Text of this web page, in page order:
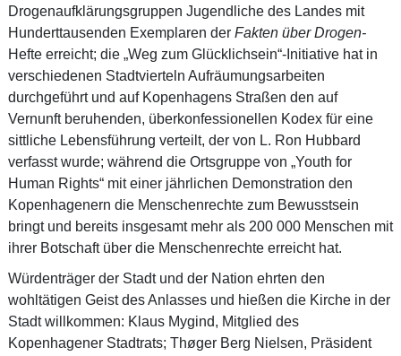
Drogenaufklärungsgruppen Jugendliche des Landes mit
Hunderttausenden Exemplaren der Fakten über Drogen-
Hefte erreicht; die „Weg zum Glücklichsein“-Initiative hat in
verschiedenen Stadtvierteln Aufräumungsarbeiten
durchgeführt und auf Kopenhagens Straßen den auf
Vernunft beruhenden, überkonfessionellen Kodex für eine
sittliche Lebensführung verteilt, der von L. Ron Hubbard
verfasst wurde; während die Ortsgruppe von „Youth for
Human Rights“ mit einer jährlichen Demonstration den
Kopenhagenern die Menschenrechte zum Bewusstsein
bringt und bereits insgesamt mehr als 200 000 Menschen mit
ihrer Botschaft über die Menschenrechte erreicht hat.
Würdenträger der Stadt und der Nation ehrten den
wohltätigen Geist des Anlasses und hießen die Kirche in der
Stadt willkommen: Klaus Mygind, Mitglied des
Kopenhagener Stadtrats; Thøger Berg Nielsen, Präsident